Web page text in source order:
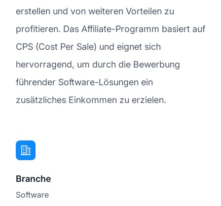
erstellen und von weiteren Vorteilen zu
profitieren. Das Affiliate-Programm basiert auf
CPS (Cost Per Sale) und eignet sich
hervorragend, um durch die Bewerbung
führender Software-Lösungen ein
zusätzliches Einkommen zu erzielen.
Branche
Software